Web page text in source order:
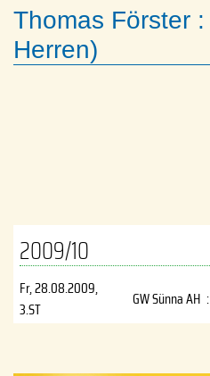
Thomas Förster
Herren)
2009/10
Fr, 28.08.2009,
3.ST
GW Sünna AH :